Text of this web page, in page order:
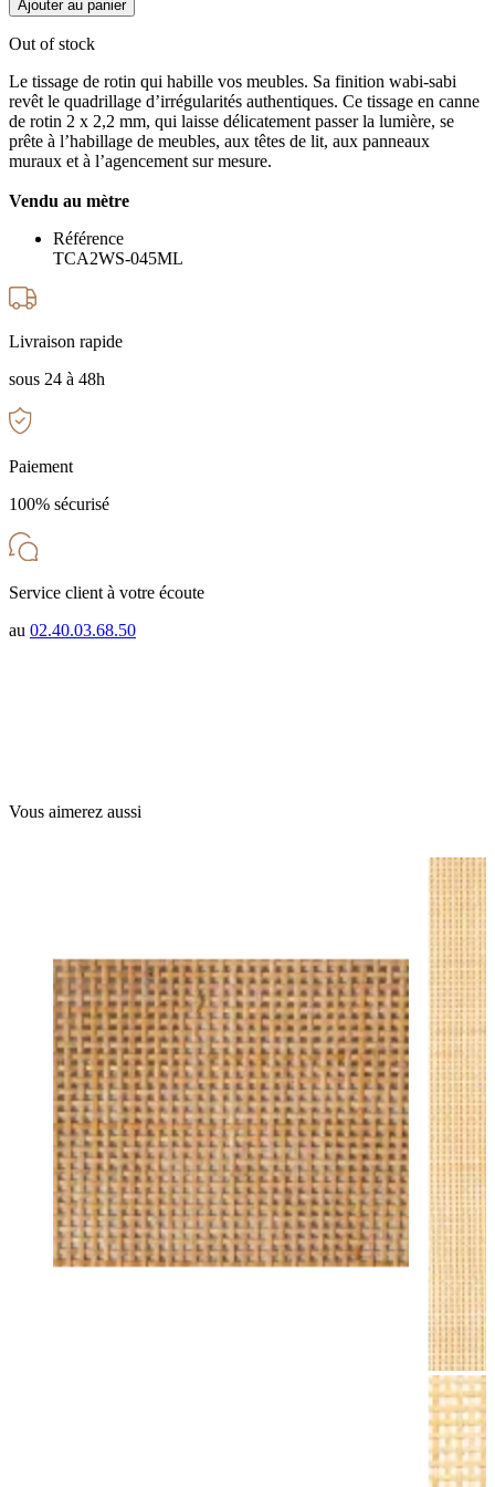
Ajouter au panier
Out of stock
Le tissage de rotin qui habille vos meubles. Sa finition wabi-sabi
revêt le quadrillage d’irrégularités authentiques. Ce tissage en canne
de rotin 2 x 2,2 mm, qui laisse délicatement passer la lumière, se
prête à l’habillage de meubles, aux têtes de lit, aux panneaux
muraux et à l’agencement sur mesure.
Vendu au mètre
Référence
TCA2WS-045ML
Livraison rapide
sous 24 à 48h
Paiement
100% sécurisé
Service client à votre écoute
au 02.40.03.68.50
Vous aimerez aussi